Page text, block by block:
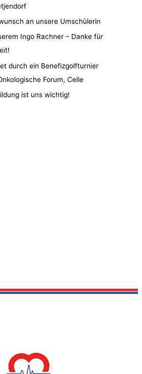
an unsere Umschülerin
Ingo Rachner – Danke für
durch ein Benefizgolfturnier
Forum, Celle
ist uns wichtig!